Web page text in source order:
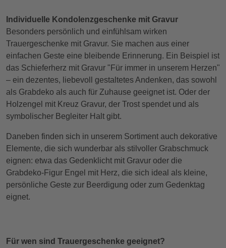
Individuelle Kondolenzgeschenke mit Gravur
Besonders persönlich und einfühlsam wirken
Trauergeschenke mit Gravur. Sie machen aus einer
einfachen Geste eine bleibende Erinnerung. Ein Beispiel ist
das Schieferherz mit Gravur "Für immer in unserem Herzen"
– ein dezentes, liebevoll gestaltetes Andenken, das sowohl
als Grabdeko als auch für Zuhause geeignet ist. Oder der
Holzengel mit Kreuz Gravur, der Trost spendet und als
symbolischer Begleiter Halt gibt.
Daneben finden sich in unserem Sortiment auch dekorative
Elemente, die sich wunderbar als stilvoller Grabschmuck
eignen: etwa das Gedenklicht mit Gravur oder die
Grabdeko-Figur Engel mit Herz, die sich ideal als kleine,
persönliche Geste zur Beerdigung oder zum Gedenktag
eignet.
Für wen sind Trauergeschenke geeignet?